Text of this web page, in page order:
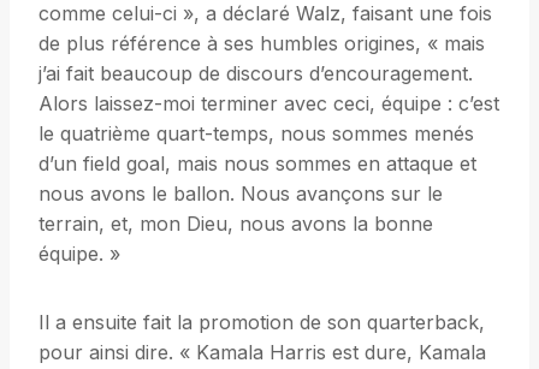
comme celui-ci », a déclaré Walz, faisant une fois
de plus référence à ses humbles origines, « mais
j’ai fait beaucoup de discours d’encouragement.
Alors laissez-moi terminer avec ceci, équipe : c’est
le quatrième quart-temps, nous sommes menés
d’un field goal, mais nous sommes en attaque et
nous avons le ballon. Nous avançons sur le
terrain, et, mon Dieu, nous avons la bonne
équipe. »
Il a ensuite fait la promotion de son quarterback,
pour ainsi dire. « Kamala Harris est dure, Kamala